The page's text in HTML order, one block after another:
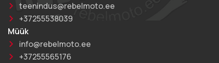
teenindus@rebelmoto.ee
+37255538039
Müük
info@rebelmoto.ee
+37255565176